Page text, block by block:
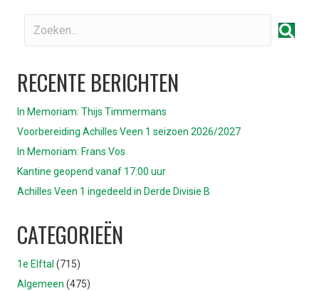
RECENTE BERICHTEN
In Memoriam: Thijs Timmermans
Voorbereiding Achilles Veen 1 seizoen 2026/2027
In Memoriam: Frans Vos
Kantine geopend vanaf 17:00 uur
Achilles Veen 1 ingedeeld in Derde Divisie B
CATEGORIEËN
1e Elftal (715)
Algemeen (475)